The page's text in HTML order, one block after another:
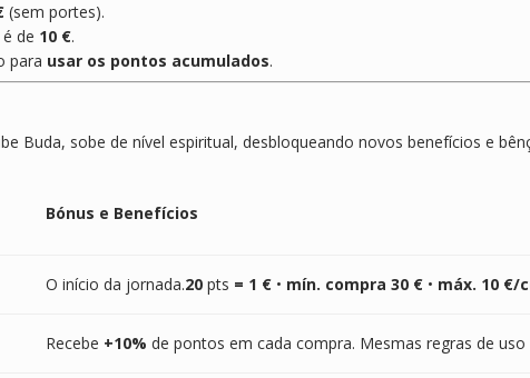
(sem portes).
de 10 €.
para usar os pontos acumulados.
Buda, sobe de nível espiritual, desbloqueando novos benefícios e
Bónus e Benefícios
O início da jornada.20 pts = 1 € • mín. compra 30 € • máx. 10 €/
Recebe +10% de pontos em cada compra. Mesmas regras de uso